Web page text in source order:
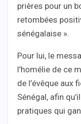
prières pour un
retombées
sénégalaise ».
Pour lui, le
l’homélie de ce
de l’évêque aux
Sénégal, afin
pratiques qui